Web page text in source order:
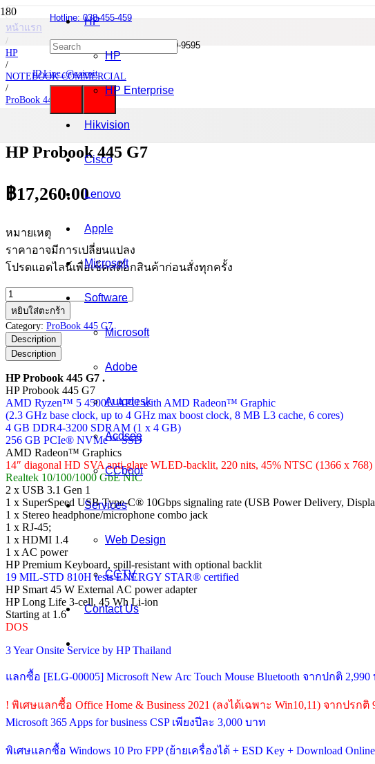
Hotline: 038-455-459
Mobile : 085-0844-555 / 090-980-9595
ID Line :@cairoit
HP
HP
HP Enterprise
Hikvision
Cisco
Lenovo
Apple
Microsoft
Software
Microsoft
Adobe
Autodesk
Acdsee
CCboot
Services
Web Design
CCTV
Contact Us
หน้าแรก
/
HP
/
NOTEBOOK COMMERCIAL
/
ProBook 445 G7
HP Probook 445 G7
HP Probook 445 G7
฿17,260.00
หมายเหตุ
ราคาอาจมีการเปลี่ยนแปลง
โปรดแอดไลน์เพื่อเช็คสต๊อกสินค้าก่อนสั่งทุกครั้ง
จำนวน
HP
Probook
445
G7
ชิ้น
หยิบใส่ตะกร้า
Category: ProBook 445 G7
Description
Description
HP Probook 445 G7 .
HP Probook 445 G7
AMD Ryzen™ 5 4500U APU with AMD Radeon™ Graphic
(2.3 GHz base clock, up to 4 GHz max boost clock, 8 MB L3 cache, 6 cores)
4 GB DDR4-3200 SDRAM (1 x 4 GB)
256 GB PCIe® NVMe™ SSD
AMD Radeon™ Graphics
14″ diagonal HD SVA anti-glare WLED-backlit, 220 nits, 45% NTSC (1366 x 768)
Realtek 10/100/1000 GbE NIC
2 x USB 3.1 Gen 1
1 x SuperSpeed USB Type-C® 10Gbps signaling rate (USB Power Delivery,
1 x Stereo headphone/microphone combo jack
1 x RJ-45;
1 x HDMI 1.4
1 x AC power
HP Premium Keyboard, spill-resistant with optional backlit
19 MIL-STD 810H tests ENERGY STAR® certified
HP Smart 45 W External AC power adapter
HP Long Life 3-cell, 45 Wh Li-ion
Starting at 1.6
DOS
3 Year Onsite Service by HP Thailand
แลกซื้อ [ELG-00005] Microsoft New Arc Touch Mouse Bluetooth จากปกติ
! พิเศษแลกซื้อ Office Home & Business 2021 (ลงได้เฉพาะ Win10,11) จากปร
Microsoft 365 Apps for business CSP เพียงปีละ 3,000 บาท
พิเศษแลกซื้อ Windows 10 Pro FPP (ย้ายเครื่องได้ + ESD Key + Download